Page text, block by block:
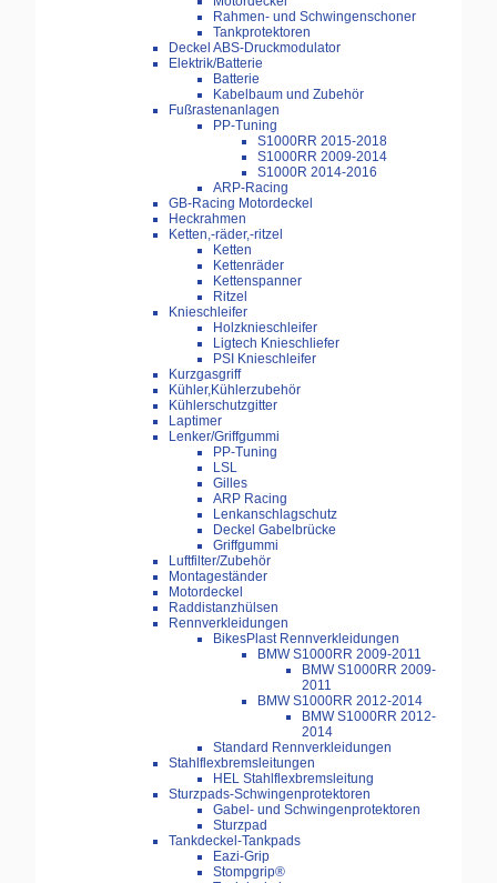
Rahmen- und Schwingenschoner
Tankprotektoren
Deckel ABS-Druckmodulator
Elektrik/Batterie
Batterie
Kabelbaum und Zubehör
Fußrastenanlagen
PP-Tuning
S1000RR 2015-2018
S1000RR 2009-2014
S1000R 2014-2016
ARP-Racing
GB-Racing Motordeckel
Heckrahmen
Ketten,-räder,-ritzel
Ketten
Kettenräder
Kettenspanner
Ritzel
Knieschleifer
Holzknieschleifer
Ligtech Knieschliefer
PSI Knieschleifer
Kurzgasgriff
Kühler,Kühlerzubehör
Kühlerschutzgitter
Laptimer
Lenker/Griffgummi
PP-Tuning
LSL
Gilles
ARP Racing
Lenkanschlagschutz
Deckel Gabelbrücke
Griffgummi
Luftfilter/Zubehör
Montageständer
Motordeckel
Raddistanzhülsen
Rennverkleidungen
BikesPlast Rennverkleidungen
BMW S1000RR 2009-2011
BMW S1000RR 2009-
2011
BMW S1000RR 2012-2014
BMW S1000RR 2012-
2014
Standard Rennverkleidungen
Stahlflexbremsleitungen
HEL Stahlflexbremsleitung
Sturzpads-Schwingenprotektoren
Gabel- und Schwingenprotektoren
Sturzpad
Tankdeckel-Tankpads
Eazi-Grip
Stompgrip®